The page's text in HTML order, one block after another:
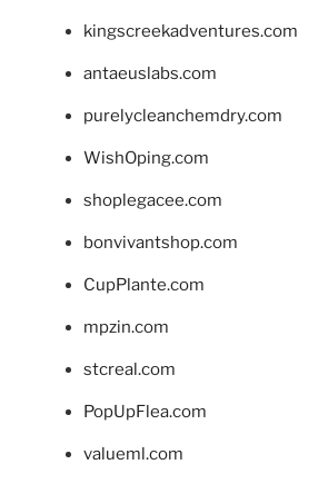
kingscreekadventures.com
antaeuslabs.com
purelycleanchemdry.com
WishOping.com
shoplegacee.com
bonvivantshop.com
CupPlante.com
mpzin.com
stcreal.com
PopUpFlea.com
valueml.com